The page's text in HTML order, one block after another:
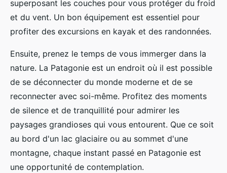
superposant les couches pour vous protéger du froid
et du vent. Un bon équipement est essentiel pour
profiter des excursions en kayak et des randonnées.
Ensuite, prenez le temps de vous immerger dans la
nature. La Patagonie est un endroit où il est possible
de se déconnecter du monde moderne et de se
reconnecter avec soi-même. Profitez des moments
de silence et de tranquillité pour admirer les
paysages grandioses qui vous entourent. Que ce soit
au bord d'un lac glaciaire ou au sommet d'une
montagne, chaque instant passé en Patagonie est
une opportunité de contemplation.